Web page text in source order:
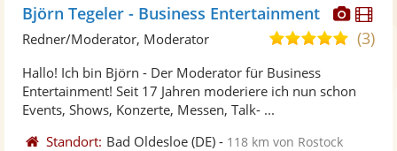
Björn Tegeler - Business Entertainment
4,9(3)
Redner/Moderator, Moderator
Hallo! Ich bin Björn - Der Moderator für Business
Entertainment! Seit 17 Jahren moderiere ich nun schon
Events, Shows, Konzerte, Messen, Talk- ...
Standort: Bad Oldesloe (DE) - 118 km von Rostock